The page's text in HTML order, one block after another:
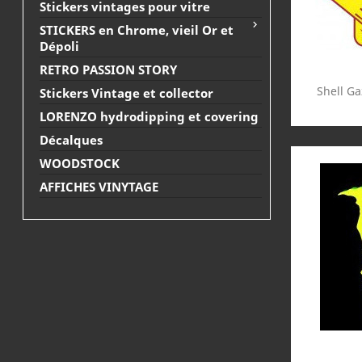
Stickers vintages pour vitre
STICKERS en Chrome, vieil Or et
Dépoli

RETRO PASSION STORY
Stickers Vintage et collector
LORENZO hydrodipping et covering
Décalques
WOODSTOCK
AFFICHES VINYTAGE
Shell